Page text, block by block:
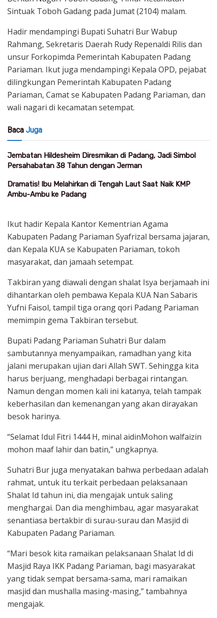
Sintuak Toboh Gadang pada Jumat (2104) malam.
Hadir mendampingi Bupati Suhatri Bur Wabup
Rahmang, Sekretaris Daerah Rudy Repenaldi Rilis dan
unsur Forkopimda Pemerintah Kabupaten Padang
Pariaman. Ikut juga mendampingi Kepala OPD, pejabat
dilingkungan Pemerintah Kabupaten Padang
Pariaman, Camat se Kabupaten Padang Pariaman, dan
wali nagari di kecamatan setempat.
Baca Juga
Jembatan Hildesheim Diresmikan di Padang, Jadi Simbol
Persahabatan 38 Tahun dengan Jerman
Dramatis! Ibu Melahirkan di Tengah Laut Saat Naik KMP
Ambu-Ambu ke Padang
Ikut hadir Kepala Kantor Kementrian Agama
Kabupaten Padang Pariaman Syafrizal bersama jajaran,
dan Kepala KUA se Kabupaten Pariaman, tokoh
masyarakat, dan jamaah setempat.
Takbiran yang diawali dengan shalat Isya berjamaah ini
dihantarkan oleh pembawa Kepala KUA Nan Sabaris
Yufni Faisol, tampil tiga orang qori Padang Pariaman
memimpin gema Takbiran tersebut.
Bupati Padang Pariaman Suhatri Bur dalam
sambutannya menyampaikan, ramadhan yang kita
jalani merupakan ujian dari Allah SWT. Sehingga kita
harus berjuang, menghadapi berbagai rintangan.
Namun dengan momen kali ini katanya, telah tampak
keberhasilan dan kemenangan yang akan dirayakan
besok harinya.
“Selamat Idul Fitri 1444 H, minal aidinMohon walfaizin
mohon maaf lahir dan batin,” ungkapnya.
Suhatri Bur juga menyatakan bahwa perbedaan adalah
rahmat, untuk itu terkait perbedaan pelaksanaan
Shalat Id tahun ini, dia mengajak untuk saling
menghargai. Dan dia menghimbau, agar masyarakat
senantiasa bertakbir di surau-surau dan Masjid di
Kabupaten Padang Pariaman.
“Mari besok kita ramaikan pelaksanaan Shalat Id di
Masjid Raya IKK Padang Pariaman, bagi masyarakat
yang tidak sempat bersama-sama, mari ramaikan
masjid dan mushalla masing-masing,” tambahnya
mengajak.